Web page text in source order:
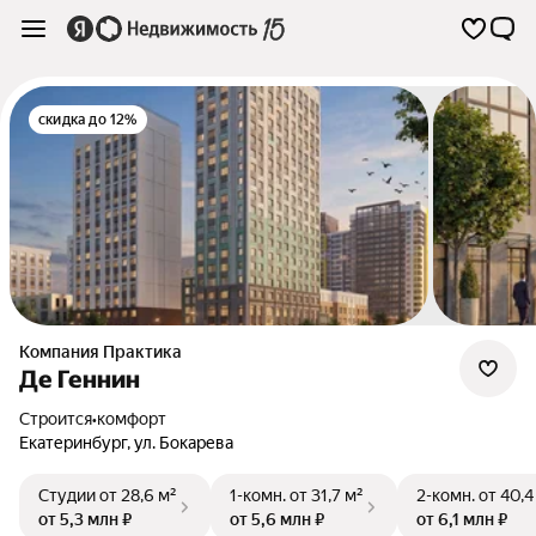
скидка до 12%
Компания Практика
Де Геннин
Строится•комфорт
Екатеринбург,ул. Бокарева
Студииот 28,6 м²
от 5,3 млн ₽
1-комн.от 31,7 м²
от 5,6 млн ₽
2-комн.от
от 6,1 млн ₽